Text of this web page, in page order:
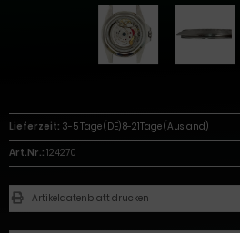
Lieferzeit: 3-5 Tage (DE) 8-21Tage (Ausland)
Art.Nr.: 124270
Artikeldatenblatt drucken